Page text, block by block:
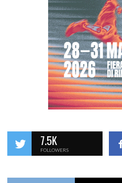
7.5K
FOLLOWERS